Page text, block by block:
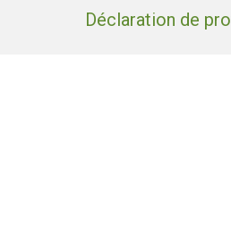
Déclaration de